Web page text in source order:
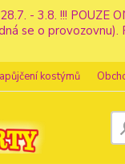
28.7. - 3.8. !!!
se o
kostýmů